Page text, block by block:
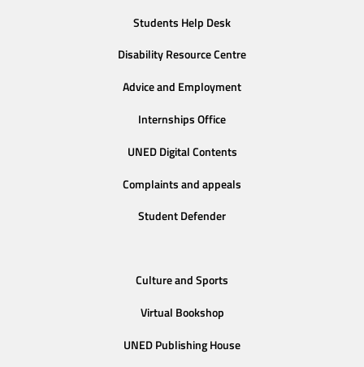
Students Help Desk
Disability Resource Centre
Advice and Employment
Internships Office
UNED Digital Contents
Complaints and appeals
Student Defender
Culture and Sports
Virtual Bookshop
UNED Publishing House